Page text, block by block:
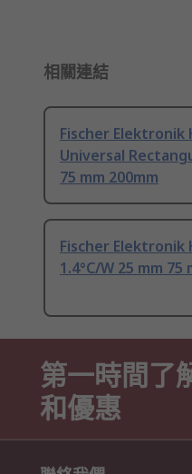
相關連結
Fischer Elektronik
Universal
75 mm 200mm
Fischer Elektronik
1.4°C/W 25 mm 75
第一時間了
和優惠